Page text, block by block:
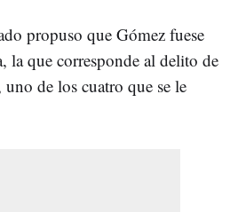
propuso que Gómez fuese
la que corresponde al delito de
de los cuatro que se le